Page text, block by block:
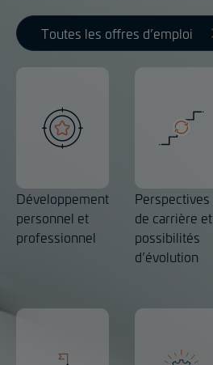
Toutes les offres d’emploi
Développement
personnel et
professionnel
Perspectives
de carrière et
possibilités
d’évolution